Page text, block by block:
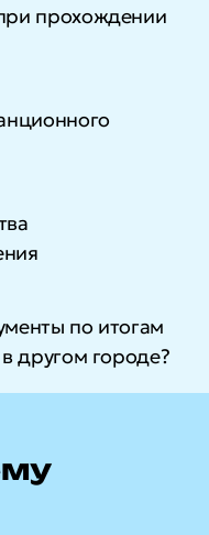
прохождении
по итогам
другом городе?